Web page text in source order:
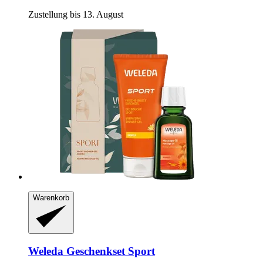
Zustellung bis 13. August
Warenkorb
Weleda Geschenkset Sport